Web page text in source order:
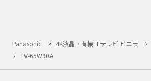
Panasonic 4K液晶・有機ELテレビ ビエラ
TV-65W90A